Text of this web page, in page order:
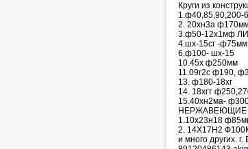
Круги из
1.ф40,85,90,200-
2. 20хн3а
3.ф50-12х1мф
4.шх-15сг -
6.ф100- шх-15
10.45х ф250мм
11.09г2с ф190,
13. ф180-18хг
14. 18хгт
15.40хн2ма-
НЕРЖАВЕЮЩИЕ
1.10х23н18
2. 14Х17Н2
и много других. г.